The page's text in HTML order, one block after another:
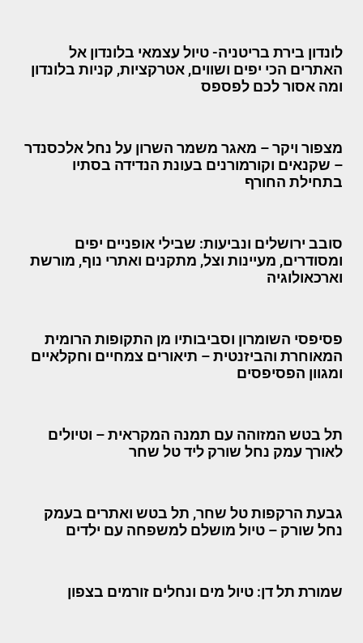
לונדון בירת בריטניה- טיול עצמאי בלונדון אל
האתרים הכי יפים ושווים, אטרקציות, קניות בלונדון
ומה אסור לכם לפספס
מצפור ויקר – מאגר משמר השרון על נחל אלכסנדר
– שקנאים וקורמורנים בעונת הנדידה בסתיו
בתחילת החורף
סובב ירושלים ונביעות: שבילי אופניים יפים
ומסודרים, מעיינות וצל, מתקנים ואתרי נוף, מורשת
וארכאולוגיה
פסיפסי השומרון וסביבותיו מן התקופות הרומית
המאוחרת והביזנטית – תיאורים צמחיים וחקלאיים
ומגוון הפסיפסים
תל בטש המזוהה עם תמנה המקראית – וטיולים
לאורך עמק נחל שורק ליד טל שחר
גבעת הרקפות טל שחר, תל בטש ואתרים בעמק
נחל שורק – טיול מושלם למשפחה עם ילדים
שמורת תל דן: טיול מים ונחלים זורמים בצפון